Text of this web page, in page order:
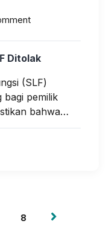
Ditolak
(SLF)
bagi pemilik
bahwa…
8